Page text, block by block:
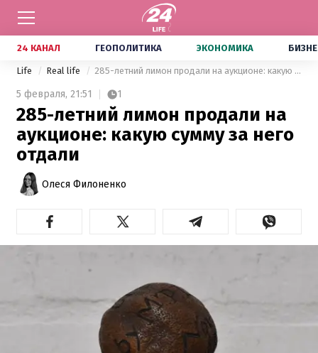
24 КАНАЛ ГЕОПОЛИТИКА ЭКОНОМИКА
Life Real life 285-летний лимон продали на аукционе: какую сумму за него отдали
5 февраля, 21:51 1
285-летний лимон продали на
аукционе: какую сумму за него
отдали
Олеся Филоненко